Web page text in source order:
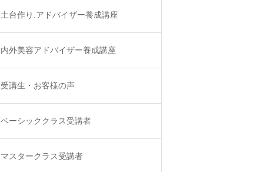
土台作り.アドバイザー養成講座
内外美容アドバイザー養成講座
受講生・お客様の声
ベーシッククラス受講者
マスタークラス受講者